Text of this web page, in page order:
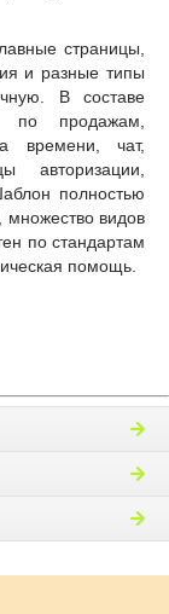
страницы,
и разные типы
В составе
по продажам,
времени, чат,
авторизации,
полностью
множество видов
по стандартам
помощь.